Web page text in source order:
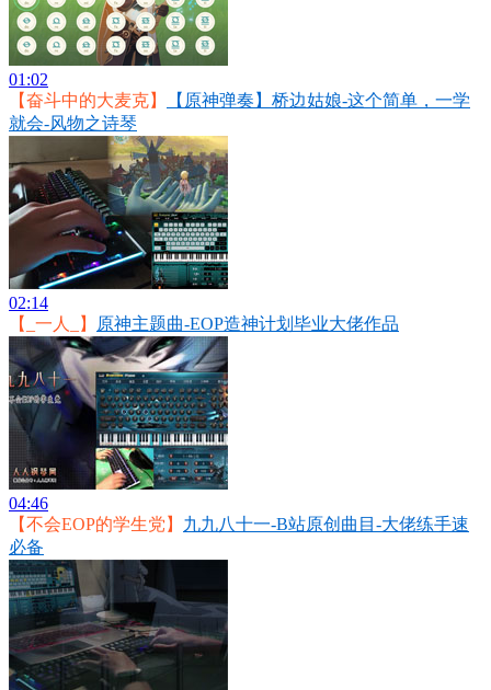
01:02
【奋斗中的大麦克】
【原神弹奏】桥边姑娘-这个简单，一学
就会-风物之诗琴
02:14
【_一人_】
原神主题曲-EOP造神计划毕业大佬作品
04:46
【不会EOP的学生党】 九九八十一-B站原创曲目-大佬练手速
必备